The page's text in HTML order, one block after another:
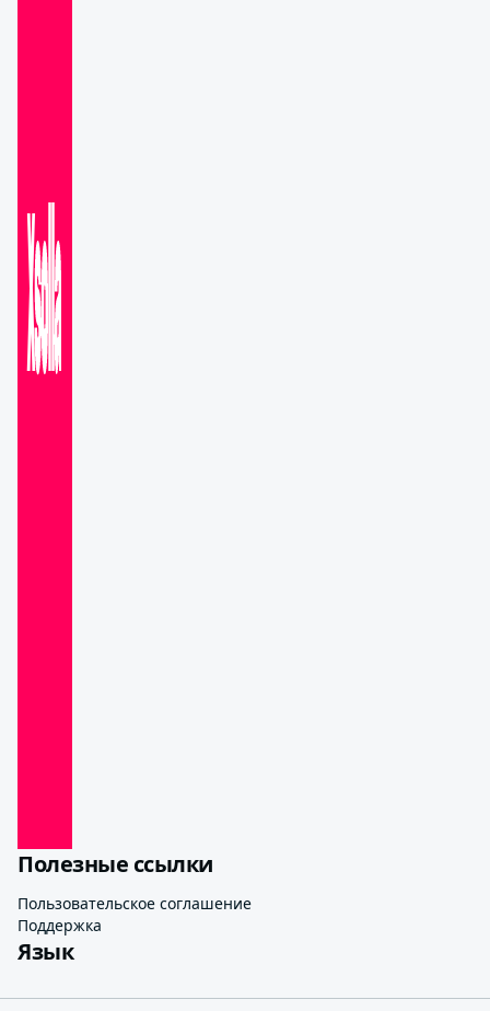
Полезные ссылки
Пользовательское соглашение
Поддержка
Язык